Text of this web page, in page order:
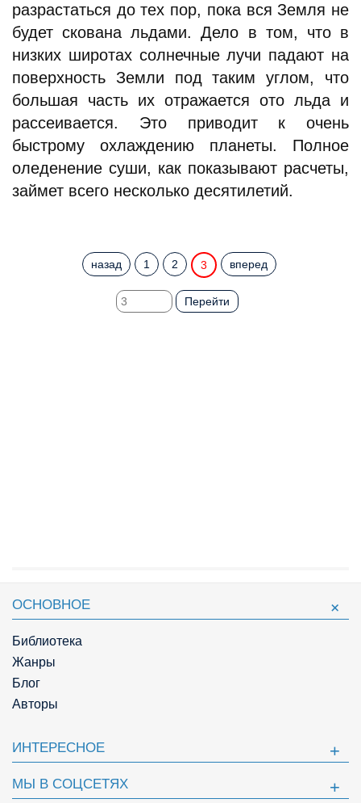
разрастаться до тех пор, пока вся Земля не
будет скована льдами. Дело в том, что в
низких широтах солнечные лучи падают на
поверхность Земли под таким углом, что
большая часть их отражается ото льда и
рассеивается. Это приводит к очень
быстрому охлаждению планеты. Полное
оледенение суши, как показывают расчеты,
займет всего несколько десятилетий.
назад 1 2 3 вперед
Перейти
ОСНОВНОЕ
Библиотека
Жанры
Блог
Авторы
ИНТЕРЕСНОЕ
МЫ В СОЦСЕТЯХ